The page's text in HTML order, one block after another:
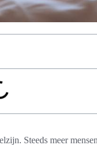
Steeds meer